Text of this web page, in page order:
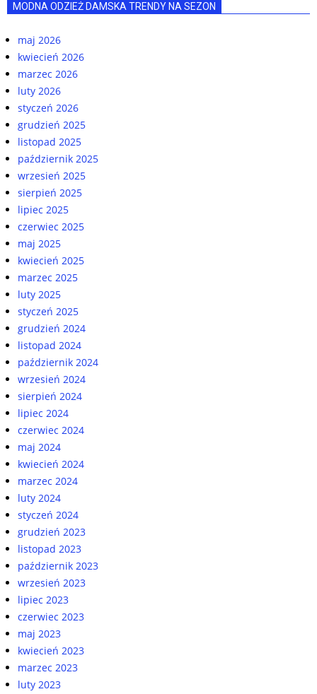
MODNA ODZIEŻ DAMSKA TRENDY NA SEZON
maj 2026
kwiecień 2026
marzec 2026
luty 2026
styczeń 2026
grudzień 2025
listopad 2025
październik 2025
wrzesień 2025
sierpień 2025
lipiec 2025
czerwiec 2025
maj 2025
kwiecień 2025
marzec 2025
luty 2025
styczeń 2025
grudzień 2024
listopad 2024
październik 2024
wrzesień 2024
sierpień 2024
lipiec 2024
czerwiec 2024
maj 2024
kwiecień 2024
marzec 2024
luty 2024
styczeń 2024
grudzień 2023
listopad 2023
październik 2023
wrzesień 2023
lipiec 2023
czerwiec 2023
maj 2023
kwiecień 2023
marzec 2023
luty 2023